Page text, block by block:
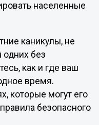
населенные
каникулы, не
одних без
как и где ваш
время.
которые могут его
безопасного